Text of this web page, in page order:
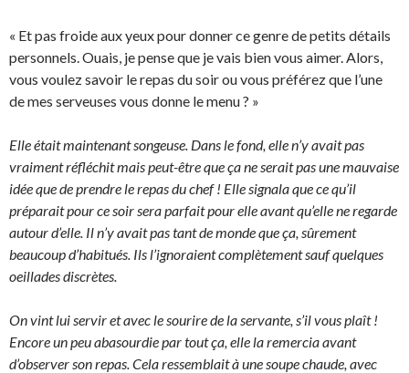
« Et pas froide aux yeux pour donner ce genre de petits détails
personnels. Ouais, je pense que je vais bien vous aimer. Alors,
vous voulez savoir le repas du soir ou vous préférez que l’une
de mes serveuses vous donne le menu ? »
Elle était maintenant songeuse. Dans le fond, elle n’y avait pas
vraiment réfléchit mais peut-être que ça ne serait pas une mauvaise
idée que de prendre le repas du chef ! Elle signala que ce qu’il
préparait pour ce soir sera parfait pour elle avant qu’elle ne regarde
autour d’elle. Il n’y avait pas tant de monde que ça, sûrement
beaucoup d’habitués. Ils l’ignoraient complètement sauf quelques
oeillades discrètes.
On vint lui servir et avec le sourire de la servante, s’il vous plaît !
Encore un peu abasourdie par tout ça, elle la remercia avant
d’observer son repas. Cela ressemblait à une soupe chaude, avec